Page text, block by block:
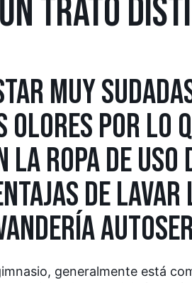
TRATO
MUY
OLORES POR LO
LA ROPA DE USO
DE LAVAR
generalmente está